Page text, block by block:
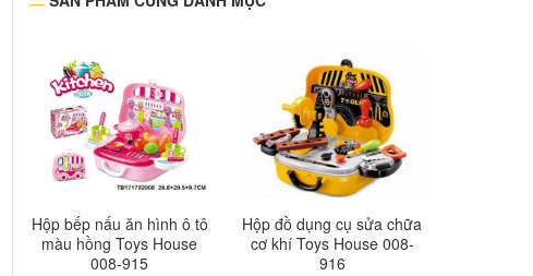
Hộp bếp nấu ăn hình ô tô
màu hồng Toys House
008-915
Hộp đồ dụng cụ sửa chữa
cơ khí Toys House 008-
916